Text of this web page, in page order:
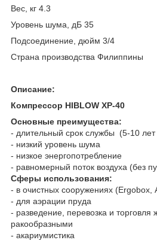
Вес, кг 4.3
Уровень шума, дБ 35
Подсоединение, дюйм 3/4
Страна производства Филиппины
Описание:
Компрессор HIBLOW XP-40
Основные преимущества:
- длительный срок службы (5-10
- низкий уровень шума
- низкое энергопотребление
- равномерный поток воздуха (без
Сферы использования:
- в очистных сооружениях
- для аэрации пруда
- разведение, перевозка и торговля
ракообразными
- акариумистика